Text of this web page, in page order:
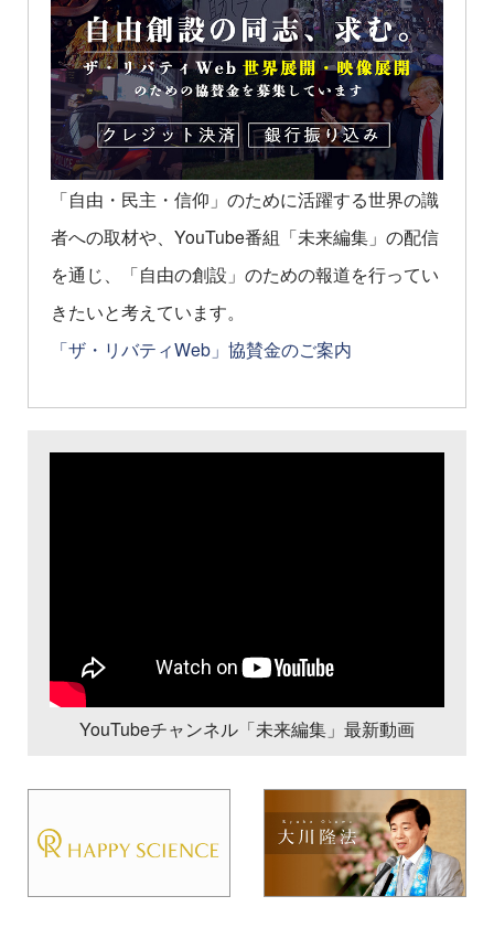
「自由・民主・信仰」のために活躍する世界の識
者への取材や、YouTube番組「未来編集」の配信
を通じ、「自由の創設」のための報道を行ってい
きたいと考えています。
「ザ・リバティWeb」協賛金のご案内
YouTubeチャンネル「未来編集」最新動画